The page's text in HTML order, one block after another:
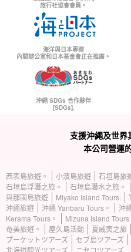
旅行社協會會員。
海洋與日本專案
內閣辦公室和日本基金會正在推廣。
沖繩 SDGs 合作夥伴
[SDGs].
支援沖繩及世界
本公司營運
西表島旅遊。 小濱島旅遊 石垣島旅
石垣島浮潛之旅。
石垣島潛水之旅。
與那國島旅遊
Miyako Island Tours.
沖繩旅遊
沖繩 Yanbaru Tours。 沖
Kerama Tours。
Mizuna Island Tours
奄美旅遊。
屋久島活動 夏威夷之旅
プーケットツアーズ
セブ島ツアーズ